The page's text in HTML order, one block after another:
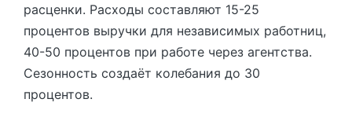
расценки. Расходы составляют 15-25
процентов выручки для независимых работниц,
40-50 процентов при работе через агентства.
Сезонность создаёт колебания до 30
процентов.